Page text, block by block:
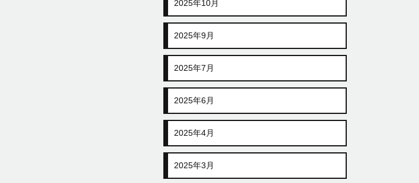
2025年10月
2025年9月
2025年7月
2025年6月
2025年4月
2025年3月